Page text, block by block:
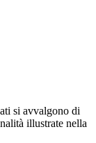
si avvalgono di
illustrate nella